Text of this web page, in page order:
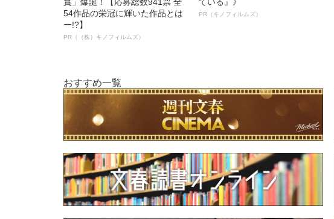
54作品の栄冠に輝いた作品とは
ー!?】
PR（（株）キノフィルムズ）
PR（キノフィルムズ）
おすすめ一覧